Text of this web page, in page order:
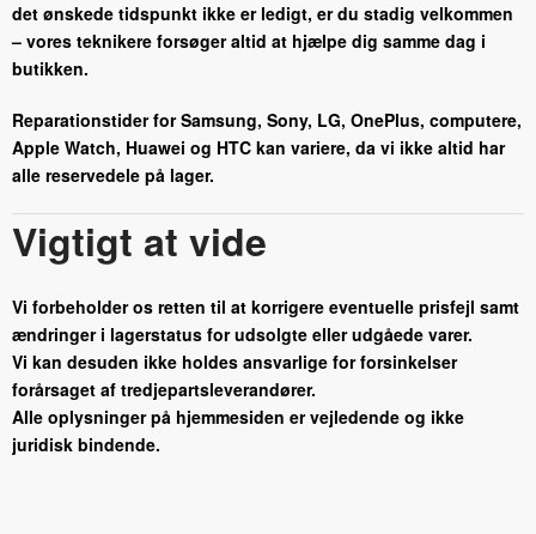
det ønskede tidspunkt ikke er ledigt, er du stadig velkommen
– vores teknikere forsøger altid at hjælpe dig samme dag i
butikken.
Reparationstider for Samsung, Sony, LG, OnePlus, computere,
Apple Watch, Huawei og HTC kan variere, da vi ikke altid har
alle reservedele på lager.
Vigtigt at vide
Vi forbeholder os retten til at korrigere eventuelle prisfejl samt
ændringer i lagerstatus for udsolgte eller udgåede varer.
Vi kan desuden ikke holdes ansvarlige for forsinkelser
forårsaget af tredjepartsleverandører.
Alle oplysninger på hjemmesiden er vejledende og ikke
juridisk bindende.